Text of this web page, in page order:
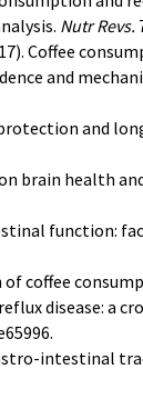
Nutr Revs.
Coffee
and
and
brain health
function:
coffee
disease: a
intestinal